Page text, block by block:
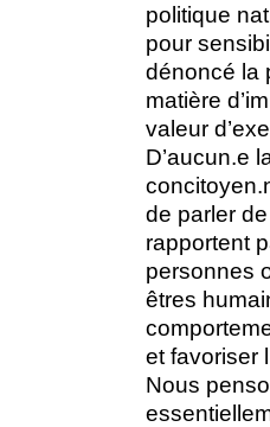
politique
pour
dénoncé la
matière
valeur
D’aucun.e
de parler
rapportent
personnes
êtres
et favoriser
Nous